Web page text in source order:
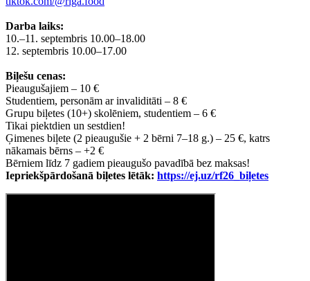
Darba laiks:
10.–11. septembris 10.00–18.00
12. septembris 10.00–17.00
Biļešu cenas:
Pieaugušajiem – 10 €
Studentiem, personām ar invaliditāti – 8 €
Grupu biļetes (10+) skolēniem, studentiem – 6 €
Tikai piektdien un sestdien!
Ģimenes biļete (2 pieaugušie + 2 bērni 7–18 g.) – 25 €, katrs
nākamais bērns – +2 €
Bērniem līdz 7 gadiem pieaugušo pavadībā bez maksas!
Iepriekšpārdošanā biļetes lētāk: https://ej.uz/rf26_biļetes